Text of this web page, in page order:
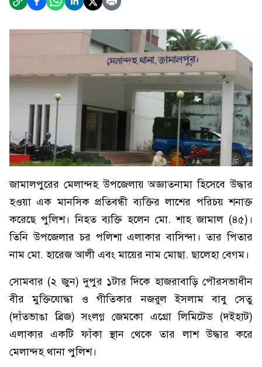
জামালপুরের মেলান্দহ উপজেলায় অজ্ঞাতনামা হিসেবে উদ্ধার
হওয়া এক মানসিক প্রতিবন্ধী ব্যক্তির লাশের পরিচয় শনাক্ত
করেছে পুলিশ। নিহত ব্যক্তি হলেন মো. শাহ জামাল (৪৫)।
তিনি উপজেলার চর পলিশা এলাকার বাসিন্দা। তার পিতার
নাম মো. হারেজ আলী এবং মায়ের নাম মোছা. ছালেহা বেগম।
সোমবার (২ জুন) দুপুর ১টার দিকে হাজরাবাড়ি পৌরসভাধীন
বীর মুক্তিযোদ্ধা ও গীতিকার নজরুল ইসলাম বাবু সেতু
(দাঁতভাঙা ব্রিজ) সংলগ্ন জেমকো এগ্রো লিমিটেড (দইহাট)
এলাকার একটি ফাঁকা স্থান থেকে তার লাশ উদ্ধার করে
মেলান্দহ থানা পুলিশ।